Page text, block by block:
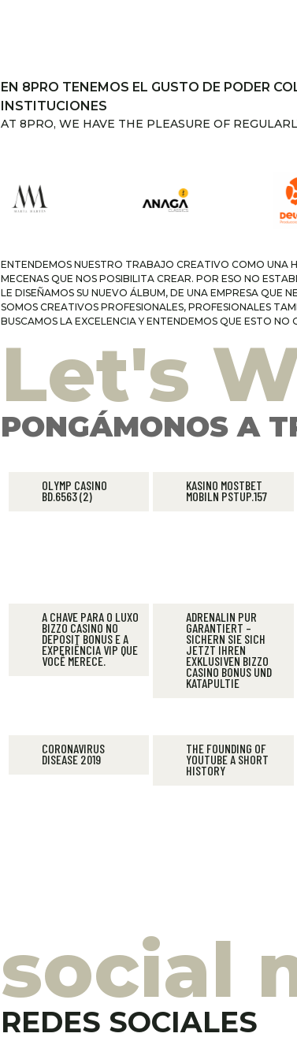
EN 8PRO TENEMOS EL GUSTO DE PODER
INSTITUCIONES
AT 8PRO, WE HAVE THE PLEASURE OF
ENTENDEMOS NUESTRO TRABAJO CREATIVO COMO UNA
MECENAS QUE NOS POSIBILITA CREAR. POR ESO NO
LE DISEÑAMOS SU NUEVO ÁLBUM, DE UNA EMPRESA QUE
SOMOS CREATIVOS PROFESIONALES, PROFESIONALES
BUSCAMOS LA EXCELENCIA Y ENTENDEMOS QUE ESTO NO
Let's
PONGÁMONOS A
OLYMP CASINO
BD.6563 (2)
KASINO MOSTBET
MOBILN PSTUP.157
A CHAVE PARA O LUXO
BIZZO CASINO NO
DEPOSIT BONUS E A
EXPERIÊNCIA VIP QUE
VOCÊ MERECE.
ADRENALIN PUR
GARANTIERT –
SICHERN SIE SICH
JETZT IHREN
EXKLUSIVEN BIZZO
CASINO BONUS UND
KATAPULTIE
CORONAVIRUS
DISEASE 2019
THE FOUNDING OF
YOUTUBE A SHORT
HISTORY
social
REDES SOCIALES